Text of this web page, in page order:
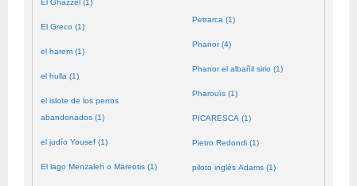
El Ghazzel (1)
El Greco (1)
el harem (1)
el hulla (1)
el islote de los perros
abandonados (1)
el judío Yousef (1)
El lago Menzaleh o Mareotis (1)
Petrarca (1)
Phanor (4)
Phanor el albañil sirio (1)
Pharouïs (1)
PICARESCA (1)
Pietro Redondi (1)
piloto inglés Adams (1)